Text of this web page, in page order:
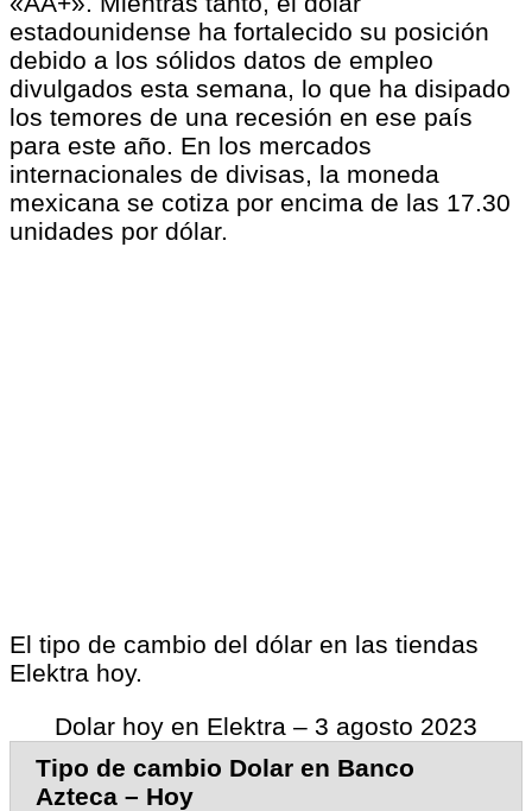
estadounidense ha fortalecido su posición
debido a los sólidos datos de empleo
divulgados esta semana, lo que ha disipado
los temores de una recesión en ese país
para este año. En los mercados
internacionales de divisas, la moneda
mexicana se cotiza por encima de las 17.30
unidades por dólar.
El tipo de cambio del dólar en las tiendas
Elektra hoy.
Dolar hoy en Elektra – 3 agosto 2023
Tipo de cambio Dolar en Banco
Azteca – Hoy